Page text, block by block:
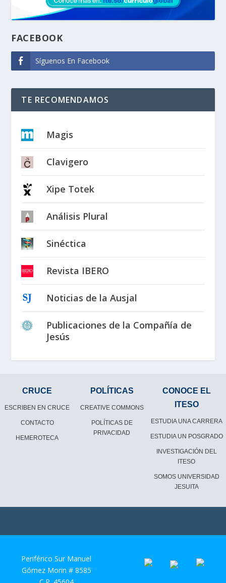
FACEBOOK
Síguenos En Facebook
TE RECOMENDAMOS
Magis
Clavigero
Xipe Totek
Análisis Plural
Sinéctica
Revista IBERO
Noticias de la Ausjal
Publicaciones de la Compañía de
Jesús
CRUCE
ESCRIBEN EN CRUCE
CONTACTO
HEMEROTECA
POLÍTICAS
CREATIVE COMMONS
POLÍTICAS DE
PRIVACIDAD
CONOCE EL
ITESO
ESTUDIA UNA CARRERA
ESTUDIA UN POSGRADO
INVESTIGACIÓN DEL
ITESO
SOMOS UNIVERSIDAD
JESUITA
Periférico Sur Manuel
Gómez Morin # 8585